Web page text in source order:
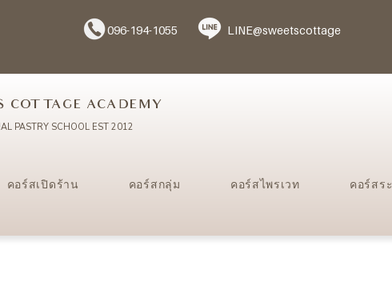
096-194-1055 LINE@sweetscottage
COTTAGE ACADEMY
PASTRY SCHOOL EST 2012
คอร์สเปิดร้าน คอร์สกลุ่ม คอร์สไพรเวท คอร์สร